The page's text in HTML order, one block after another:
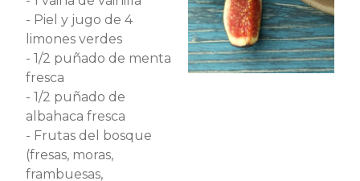
- Piel y jugo de 4
limones verdes
- 1/2 puñado de menta
fresca
- 1/2 puñado de
albahaca fresca
- Frutas del bosque
(fresas, moras,
frambuesas,